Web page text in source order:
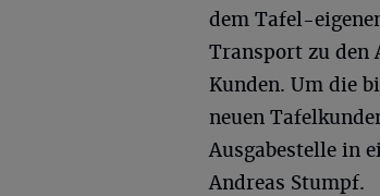
dem Tafel-
Transport zu den
Kunden. Um die
neuen
Ausgabestelle in
Andreas Stumpf.